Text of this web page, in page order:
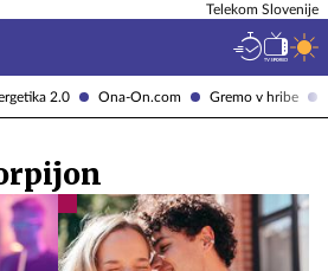
2.0 Ona-On.com Gremo v hribe
Telekom Slovenije